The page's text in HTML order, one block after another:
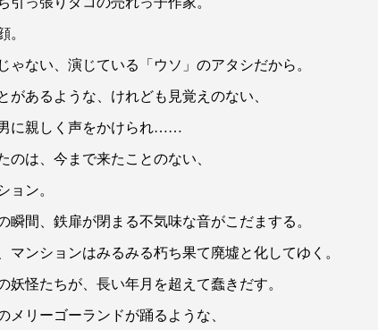
。
ゃない、演じている「ウソ」のアタシだから。
があるような、けれども見覚えのない、
に親しく声をかけられ……
は、今まで来たことのない、
ョン。
瞬間、鉄扉が閉まる不気味な音がこだまする。
マンションはみるみる朽ち果て廃墟と化してゆく。
妖怪たちが、長い年月を超えて蠢きだす。
リーゴーランドが踊るような、